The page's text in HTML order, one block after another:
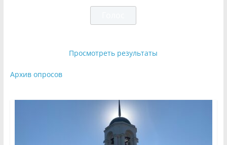
Просмотреть результаты
Архив опросов